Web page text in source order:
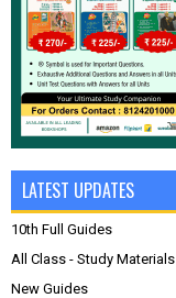
LATEST UPDATES
10th Full Guides
All Class - Study Materials
New Guides